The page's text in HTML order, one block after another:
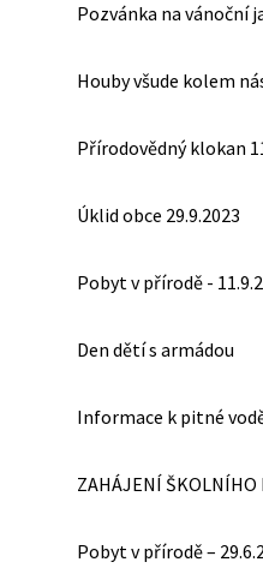
Pozvánka na vánoční
Houby všude kolem
Přírodovědný klokan
Úklid obce 29.9.2023
Pobyt v přírodě -
Den dětí s armádou
Informace k pitné
ZAHÁJENÍ
Pobyt v přírodě –